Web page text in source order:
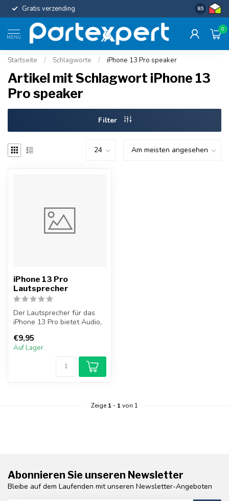
Gratis verzending Uniforme
8.5
MENU
0
Startseite / Schlagworte / iPhone 13 Pro speaker
Artikel mit Schlagwort iPhone 13
Pro speaker
Filter
iPhone 13 Pro
Lautsprecher
Der Lautsprecher für das
iPhone 13 Pro bietet Audio,
Mu...
€9,95
Auf Lager
Zeige1- 1von 1
Abonnieren Sie unseren Newsletter
Bleibe auf dem Laufenden mit unseren Newsletter-Angeboten